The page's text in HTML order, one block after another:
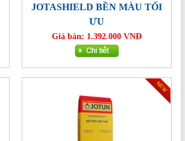
JOTASHIELD BỀN MÀU TỐI
ƯU
Giá bán: 1.392.000 VNĐ